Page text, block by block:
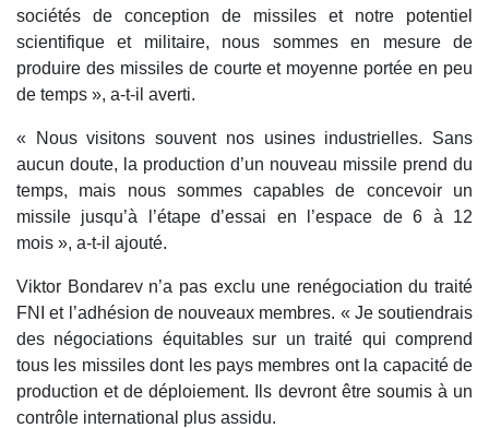
sociétés de conception de missiles et notre potentiel
scientifique et militaire, nous sommes en mesure de
produire des missiles de courte et moyenne portée en peu
de temps », a-t-il averti.
« Nous visitons souvent nos usines industrielles. Sans
aucun doute, la production d’un nouveau missile prend du
temps, mais nous sommes capables de concevoir un
missile jusqu’à l’étape d’essai en l’espace de 6 à 12
mois », a-t-il ajouté.
Viktor Bondarev n’a pas exclu une renégociation du traité
FNI et l’adhésion de nouveaux membres. « Je soutiendrais
des négociations équitables sur un traité qui comprend
tous les missiles dont les pays membres ont la capacité de
production et de déploiement. Ils devront être soumis à un
contrôle international plus assidu.